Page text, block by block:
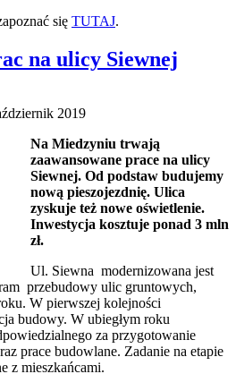
się TUTAJ.
na ulicy Siewnej
2019
Na Miedzyniu trwają
zaawansowane prace na ulicy
Siewnej. Od podstaw budujemy
nową pieszojezdnię. Ulica
zyskuje też nowe oświetlenie.
Inwestycja kosztuje ponad 3 mln
zł.
Ul. Siewna modernizowana jest
przebudowy ulic gruntowych,
W pierwszej kolejności
budowy. W ubiegłym roku
za przygotowanie
prace budowlane. Zadanie na etapie
z mieszkańcami.